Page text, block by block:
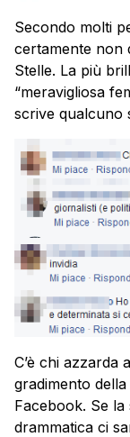
Secondo molti
certamente non
Stelle. La più
“meravigliosa
scrive qualcuno
C’è chi azzarda
gradimento
Facebook. Se
drammatica ci